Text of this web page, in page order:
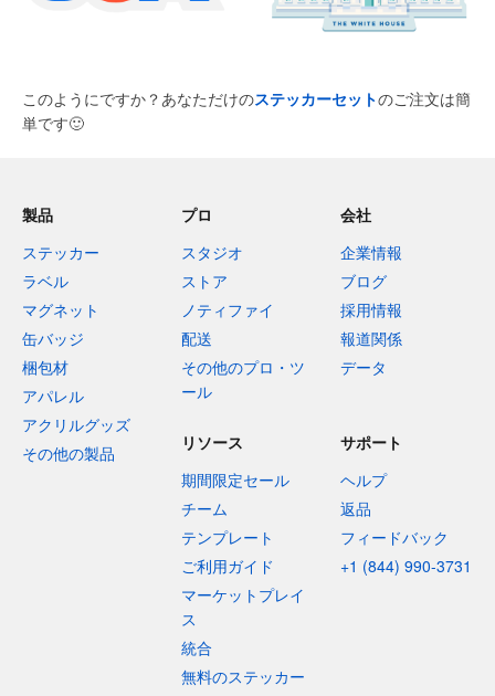
このようにですか？あなただけのステッカーセットのご注文は簡
単です🙂
製品
ステッカー
ラベル
マグネット
缶バッジ
梱包材
アパレル
アクリルグッズ
その他の製品
プロ
スタジオ
ストア
ノティファイ
配送
その他のプロ・ツ
ール
会社
企業情報
ブログ
採用情報
報道関係
データ
リソース
期間限定セール
チーム
テンプレート
ご利用ガイド
マーケットプレイ
ス
統合
無料のステッカー
サポート
ヘルプ
返品
フィードバック
+1 (844) 990-3731